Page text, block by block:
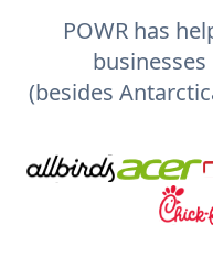
POWR has
(besides